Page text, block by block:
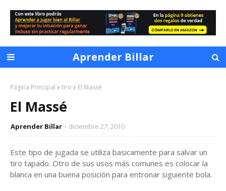
Aprender Billar
Página Principal tiro El Massé
El Massé
Aprender Billar diciembre 27, 2010
Este tipo de jugada se utiliza basicamente para salvar un
tiro tapado. Otro de sus usos más comunes es colocar la
blanca en una buena posición para entronar siguiente bola.